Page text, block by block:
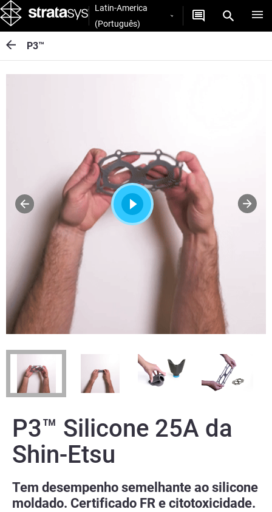
Latin-America
(Português)
P3™
P3™ Silicone 25A da
Shin-Etsu
Tem desempenho semelhante ao silicone
moldado. Certificado FR e citotoxicidade.